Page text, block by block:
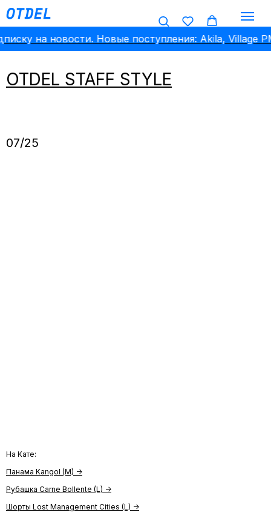
на новости. Новые поступления: Akila, Village
OTDEL STAFF STYLE
Шорты Lost Management Cities (L) ->
Рубашка Carne Bollente (L) ->
Панама Kangol (M) ->
На Кате:
07/25